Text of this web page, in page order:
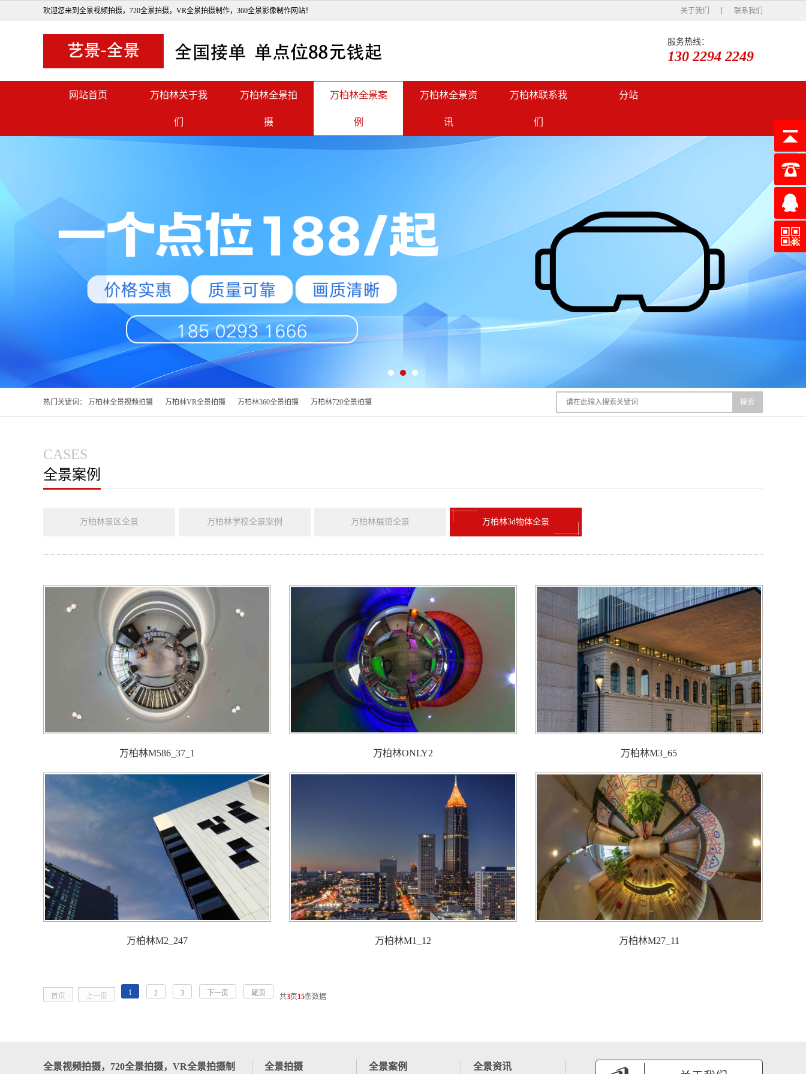
欢迎您来到全景视频拍摄，720全景拍摄，VR全景拍摄制作，360全景影像制作网站！ 关于我们 联系我们
服务热线：
130 2294 2249
网站首页 万柏林关于我
们
万柏林全景拍
摄
万柏林全景案
例
万柏林全景资
讯
万柏林联系我
们
分站
热门关键词： 万柏林全景视频拍摄 万柏林VR全景拍摄 万柏林360全景拍摄 万柏林720全景拍摄 搜索
CASES
全景案例
万柏林景区全景 万柏林学校全景案例 万柏林展馆全景 万柏林3d物体全景
万柏林M586_37_1 万柏林ONLY2 万柏林M3_65
万柏林M2_247 万柏林M1_12 万柏林M27_11
首页 上一页 1 2 3 下一页 尾页 共3页15条数据
全景视频拍摄，720全景拍摄，VR全景拍摄制 全景拍摄 全景案例 全景资讯